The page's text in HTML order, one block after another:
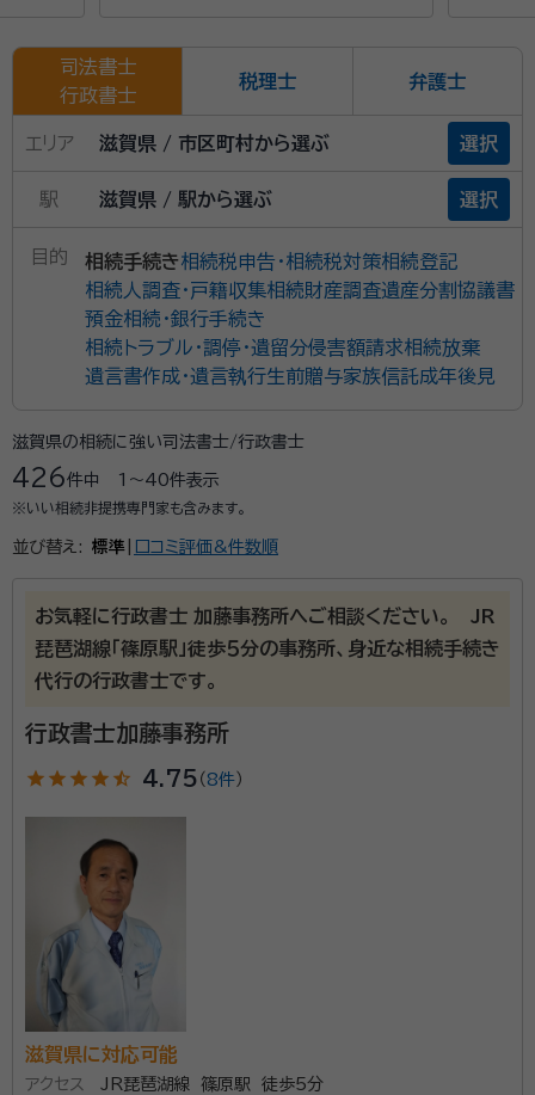
司法書士
行政書士
税理士 弁護士
エリア 滋賀県 / 市区町村から選ぶ 選択
駅 滋賀県 / 駅から選ぶ 選択
目的 相続手続き相続税申告・相続税対策相続登記
相続人調査・戸籍収集相続財産調査遺産分割協議書
預金相続・銀行手続き
相続トラブル・調停・遺留分侵害額請求相続放棄
遺言書作成・遺言執行生前贈与家族信託成年後見
滋賀県の相続に強い司法書士/行政書士
426件中 1〜40件表示
※いい相続非提携専門家も含みます。
並び替え: 標準 口コミ評価&件数順
お気軽に行政書士 加藤事務所へご相談ください。 JR
琵琶湖線「篠原駅」徒歩５分の事務所、身近な相続手続き
代行の行政書士です。
行政書士加藤事務所
star star star star star_half 4.75 （ 8件 ）
滋賀県に対応可能
アクセス
JR琵琶湖線 篠原駅 徒歩5分